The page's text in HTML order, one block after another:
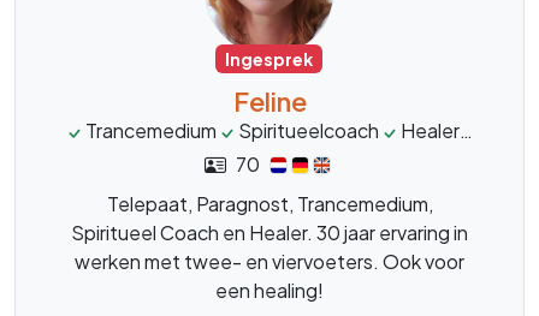
Ingesprek
Feline
Trancemedium Spiritueelcoach Healer
70
Telepaat, Paragnost, Trancemedium,
Spiritueel Coach en Healer. 30 jaar ervaring in
werken met twee- en viervoeters. Ook voor
een healing!